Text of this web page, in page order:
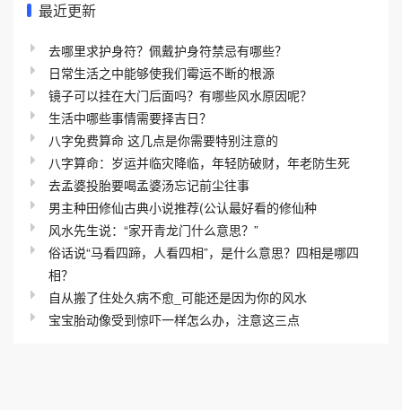
最近更新
去哪里求护身符？佩戴护身符禁忌有哪些？
日常生活之中能够使我们霉运不断的根源
镜子可以挂在大门后面吗？有哪些风水原因呢？
生活中哪些事情需要择吉日？
八字免费算命 这几点是你需要特别注意的
八字算命：岁运并临灾降临，年轻防破财，年老防生死
去孟婆投胎要喝孟婆汤忘记前尘往事
男主种田修仙古典小说推荐(公认最好看的修仙种
风水先生说：“家开青龙门什么意思？”
俗话说“马看四蹄，人看四相”，是什么意思？四相是哪四
相？
自从搬了住处久病不愈_可能还是因为你的风水
宝宝胎动像受到惊吓一样怎么办，注意这三点